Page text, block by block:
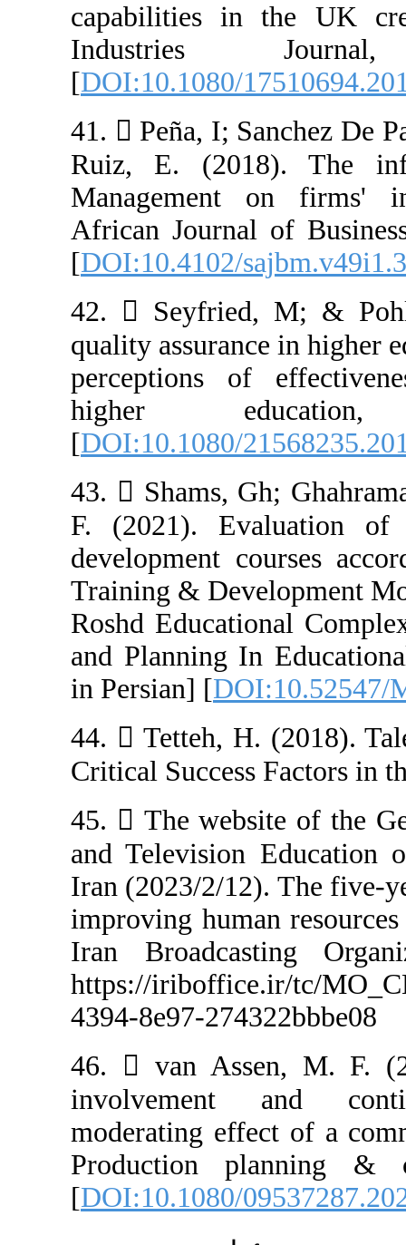
capabilities in
[DOI:10.1080/
41.  Peña, I;
Ruiz, E.
Management
African Journal
[DOI:10.4102/
42. 
quality
perceptions
higher
[DOI:10.1080/
43.  Shams,
F. (2021).
development
Training &
Roshd
and Planning
in Persian] [
44.  Tetteh, H.
45.  The
and Television
Iran (2023/2/
improving
Iran
https://
4394-8e97-
46.  van
involvement
moderating
Production
[DOI:10.1080/